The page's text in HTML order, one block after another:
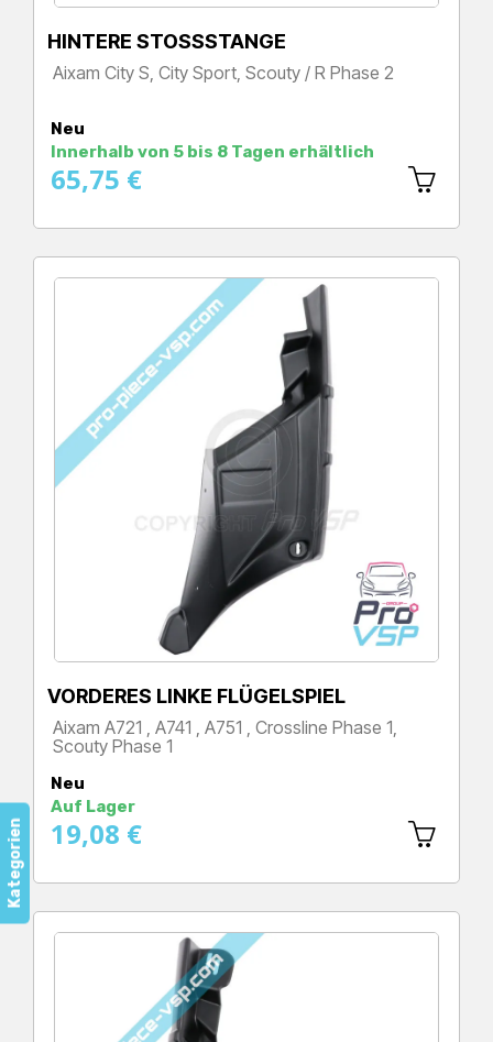
Kategorien
HINTERE STOSSSTANGE
Aixam City S, City Sport, Scouty / R Phase 2
Neu
Innerhalb von 5 bis 8 Tagen erhältlich
65,75 €
VORDERES LINKE FLÜGELSPIEL
Aixam A721 , A741 , A751 , Crossline Phase 1,
Scouty Phase 1
Neu
Auf Lager
19,08 €